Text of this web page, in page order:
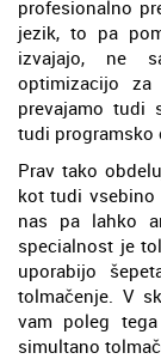
profesionalno
jezik, to pa
izvajajo, ne
optimizacijo
prevajamo tudi
tudi programsko
Prav tako
kot tudi vsebino
nas pa lahko
specialnost je
uporabijo
tolmačenje. V
vam poleg
simultano